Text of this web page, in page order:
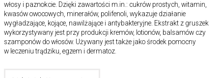
włosy i paznokcie. Dzięki zawartości m.in.: cukrów prostych, witamin,
kwasów owocowych, minerałów, polifenoli, wykazuje działanie
wygładzające, kojące, nawilżające i antybakteryjne. Ekstrakt z gruszek
wykorzystywany jest przy produkcji kremów, lotionów, balsamów czy
szamponów do włosów. Używany jest także jako środek pomocny
w leczeniu trądziku, egzem i dermatoz.